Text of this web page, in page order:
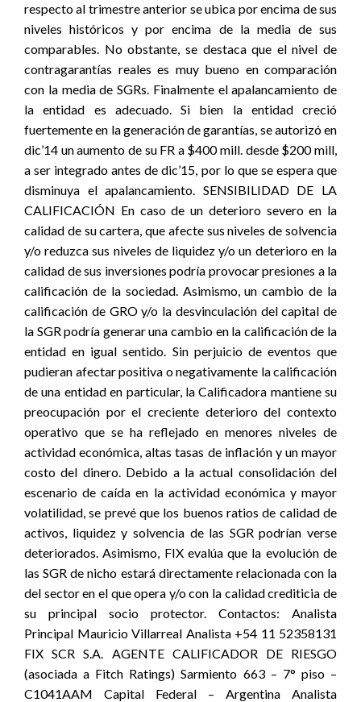
respecto al trimestre anterior se ubica por encima de sus
niveles históricos y por encima de la media de sus
comparables. No obstante, se destaca que el nivel de
contragarantías reales es muy bueno en comparación
con la media de SGRs. Finalmente el apalancamiento de
la entidad es adecuado. Si bien la entidad creció
fuertemente en la generación de garantías, se autorizó en
dic’14 un aumento de su FR a $400 mill. desde $200 mill,
a ser integrado antes de dic’15, por lo que se espera que
disminuya el apalancamiento. SENSIBILIDAD DE LA
CALIFICACIÓN En caso de un deterioro severo en la
calidad de su cartera, que afecte sus niveles de solvencia
y/o reduzca sus niveles de liquidez y/o un deterioro en la
calidad de sus inversiones podría provocar presiones a la
calificación de la sociedad. Asimismo, un cambio de la
calificación de GRO y/o la desvinculación del capital de
la SGR podría generar una cambio en la calificación de la
entidad en igual sentido. Sin perjuicio de eventos que
pudieran afectar positiva o negativamente la calificación
de una entidad en particular, la Calificadora mantiene su
preocupación por el creciente deterioro del contexto
operativo que se ha reflejado en menores niveles de
actividad económica, altas tasas de inflación y un mayor
costo del dinero. Debido a la actual consolidación del
escenario de caída en la actividad económica y mayor
volatilidad, se prevé que los buenos ratios de calidad de
activos, liquidez y solvencia de las SGR podrían verse
deteriorados. Asimismo, FIX evalúa que la evolución de
las SGR de nicho estará directamente relacionada con la
del sector en el que opera y/o con la calidad crediticia de
su principal socio protector. Contactos: Analista
Principal Mauricio Villarreal Analista +54 11 52358131
FIX SCR S.A. AGENTE CALIFICADOR DE RIESGO
(asociada a Fitch Ratings) Sarmiento 663 – 7° piso –
C1041AAM Capital Federal – Argentina Analista